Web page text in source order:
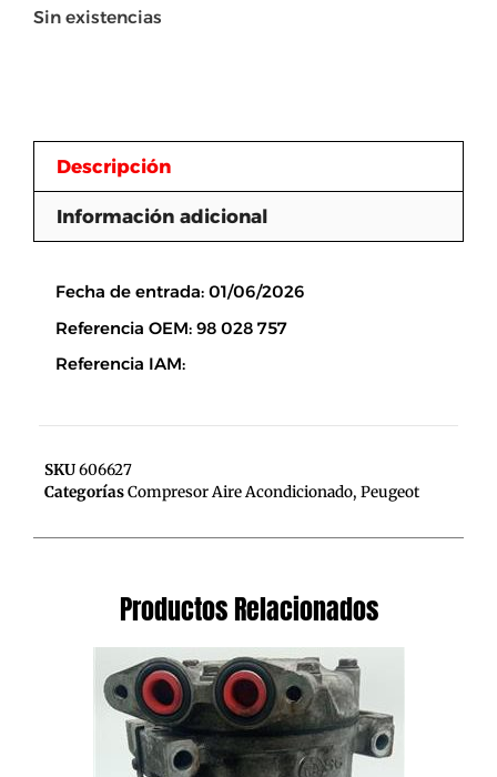
Sin existencias
Descripción
Información adicional
Fecha de entrada: 01/06/2026
Referencia OEM: 98 028 757
Referencia IAM:
SKU606627
CategoríasCompresor Aire Acondicionado, Peugeot
Productos Relacionados